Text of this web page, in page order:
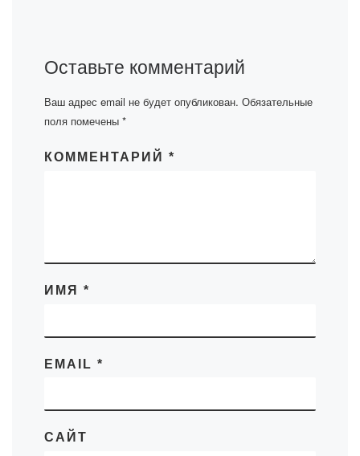
Оставьте комментарий
Ваш адрес email не будет опубликован. Обязательные
поля помечены *
КОММЕНТАРИЙ *
ИМЯ *
EMAIL *
САЙТ